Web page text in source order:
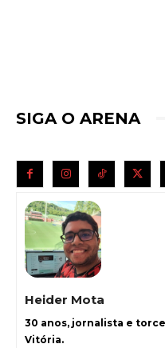
SIGA O ARENA
Heider Mota
30 anos, jornalista e
Vitória.